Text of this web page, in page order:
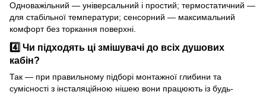
Одноважільний — універсальний і простий; термостатичний —
для стабільної температури; сенсорний — максимальний
комфорт без торкання поверхні.
4️⃣ Чи підходять ці змішувачі до всіх душових
кабін?
Так — при правильному підборі монтажної глибини та
сумісності з інсталяційною нішею вони працюють із будь-